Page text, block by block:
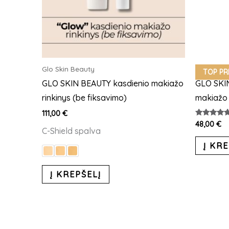
Glo Skin Beauty
GLO SKIN BEAUTY kasdienio makiažo
rinkinys (be fiksavimo)
111,00 €
C-Shield spalva
Į KREPŠELĮ
options
may
be
the
product
TOP
Glo Skin
GLO
5.00
iš 5
48,00 €
Į